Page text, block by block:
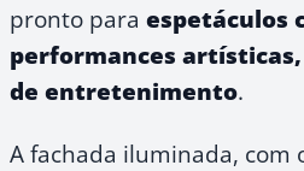
pronto para espetáculos
performances
de entretenimento.
A fachada iluminada, com